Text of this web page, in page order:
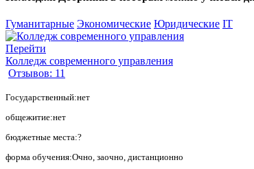
Гуманитарные Экономические Юридические IT
Перейти
Колледж современного управления
Отзывов: 11
Государственный:нет
общежитие:нет
бюджетные места:?
форма обучения:Очно, заочно, дистанционно